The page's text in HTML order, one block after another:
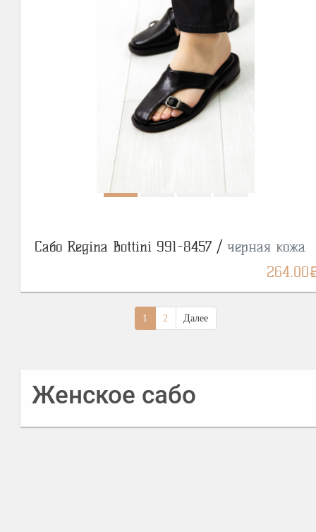
Сабо Regina Bottini 991-8457 / черная кожа
264.00
1 2 Далее
Женское сабо